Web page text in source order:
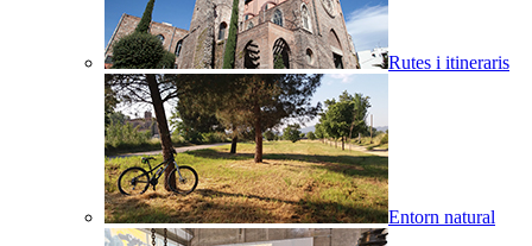
Rutes i itineraris
Entorn natural